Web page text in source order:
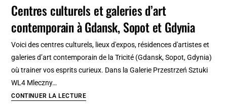
Centres culturels et galeries d’art
contemporain à Gdansk, Sopot et Gdynia
Voici des centres culturels, lieux d'expos, résidences d'artistes et
galeries d’art contemporain de la Tricité (Gdansk, Sopot, Gdynia)
où trainer vos esprits curieux. Dans la Galerie Przestrzeń Sztuki
WL4 Mleczny…
CONTINUER LA LECTURECentres